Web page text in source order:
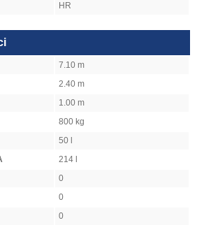
HR
7.10 m
2.40 m
1.00 m
800 kg
50 l
214 l
0
0
0